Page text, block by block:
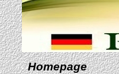
Homepage